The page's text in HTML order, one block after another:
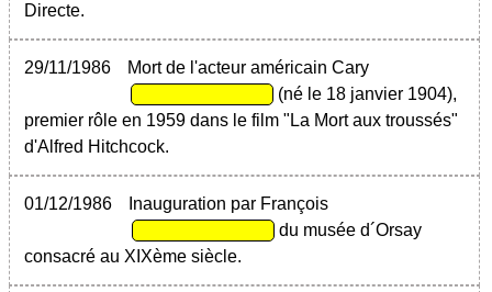
Directe.
29/11/1986
Mort de l'acteur américain Cary
(né le 18 janvier 1904),
premier rôle en 1959 dans le film "La Mort aux troussés"
d'Alfred Hitchcock.
01/12/1986
Inauguration par François
du musée d´Orsay
consacré au XIXème siècle.